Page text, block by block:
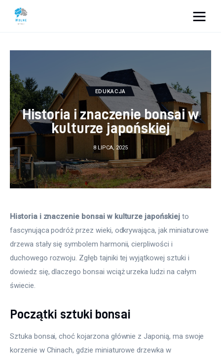
Biznes
Dom i ogród
Zdrowie
Więcej
EDUKACJA
Historia i znaczenie bonsai w
kulturze japońskiej
8 LIPCA, 2025
Historia i znaczenie bonsai w kulturze japońskiej to
fascynująca podróż przez wieki, odkrywająca, jak miniaturowe
drzewa stały się symbolem harmonii, cierpliwości i
duchowego rozwoju. Zgłęb tajniki tej wyjątkowej sztuki i
dowiedz się, dlaczego bonsai wciąż urzeka ludzi na całym
świecie.
Początki sztuki bonsai
Sztuka bonsai, choć kojarzona głównie z Japonią, ma swoje
korzenie w Chinach, gdzie miniaturowe drzewka w